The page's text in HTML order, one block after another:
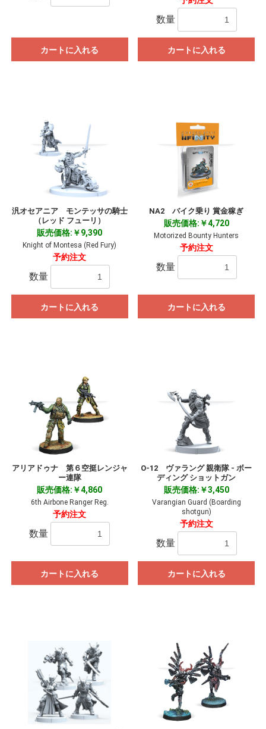
カートに入れる
数量
カートに入れる
汎オセアニア モンテッサの騎士
（レッド フューリ）
販売価格:￥9,390
Knight of Montesa (Red Fury)
予約注文
数量
カートに入れる
NA2 バイク乗り 賞金稼ぎ
販売価格:￥4,720
Motorized Bounty Hunters
予約注文
数量
カートに入れる
アリアドゥナ 第６空挺レンジャ
ー連隊
販売価格:￥4,860
6th Airbone Ranger Reg.
予約注文
数量
カートに入れる
O-12 ヴァラング 親衛隊 - ボー
ディング ショットガン
販売価格:￥3,450
Varangian Guard (Boarding
shotgun)
予約注文
数量
カートに入れる